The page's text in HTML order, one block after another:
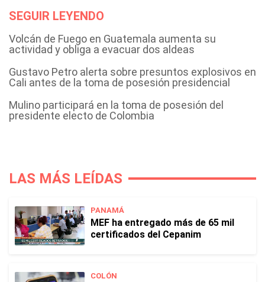
SEGUIR LEYENDO
Volcán de Fuego en Guatemala aumenta su
actividad y obliga a evacuar dos aldeas
Gustavo Petro alerta sobre presuntos explosivos en
Cali antes de la toma de posesión presidencial
Mulino participará en la toma de posesión del
presidente electo de Colombia
LAS MÁS LEÍDAS
PANAMÁ
MEF ha entregado más de 65 mil
certificados del Cepanim
COLÓN